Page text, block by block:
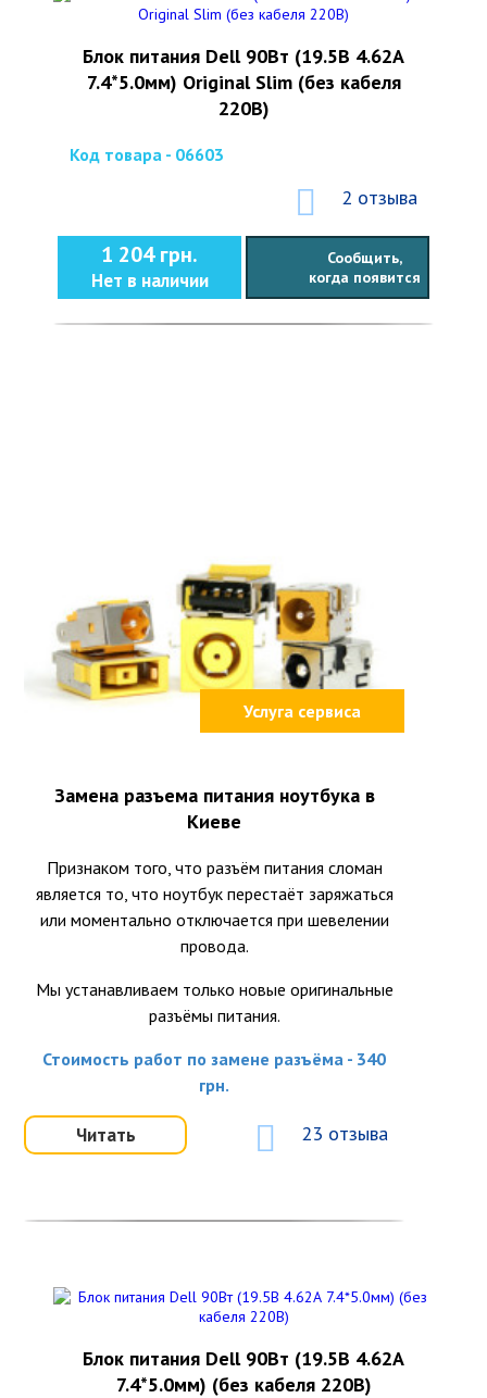
Блок питания Dell 90Вт (19.5В 4.62А
7.4*5.0мм) Original Slim (без кабеля
220В)
Код товара - 06603
2 отзыва
1 204 грн.
Нет в наличии
Сообщить,
когда появится
Услуга сервиса
Замена разъема питания ноутбука в
Киеве
Признаком того, что разъём питания сломан
является то, что ноутбук перестаёт заряжаться
или моментально отключается при шевелении
провода.
Мы устанавливаем только новые оригинальные
разъёмы питания.
Стоимость работ по замене разъёма - 340
грн.
Читать 23 отзыва
Блок питания Dell 90Вт (19.5В 4.62А
7.4*5.0мм) (без кабеля 220В)